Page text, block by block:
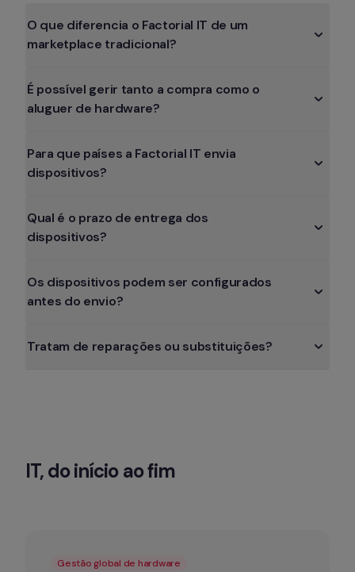
O que diferencia o Factorial IT de um
É possível gerir tanto a compra como o
Para que países a Factorial IT envia
Qual é o prazo de entrega dos
Os dispositivos podem ser configurados
IT, do início ao fim
Gestão global de hardware